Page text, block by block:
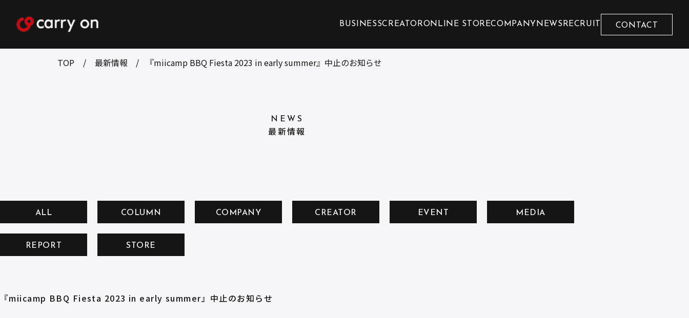
BUSINESSCREATORONLINE STORECOMPANY NEWS RECRUIT CONTACT
TOP 最新情報 『miicamp BBQ Fiesta 2023 in early summer』中止のお知らせ
NEWS
最新情報
ALL COLUMN COMPANY CREATOR EVENT MEDIA
REPORT STORE
『miicamp BBQ Fiesta 2023 in early summer』中止のお知らせ